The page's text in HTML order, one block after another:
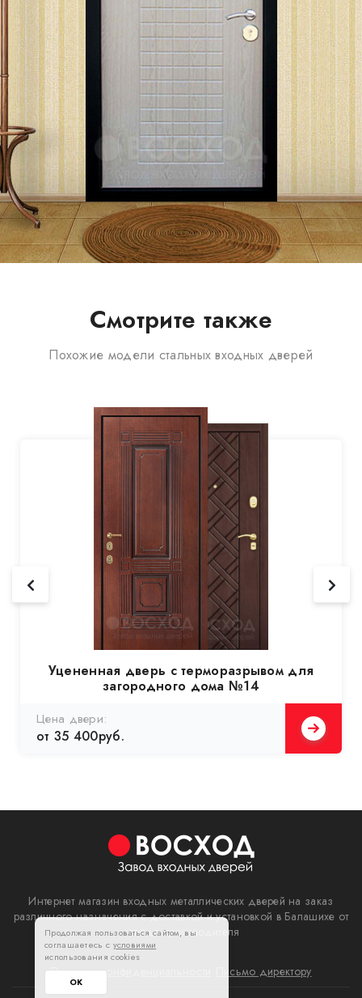
Смотрите также
Похожие модели стальных входных дверей
Уцененная дверь с терморазрывом для
загородного дома №14
Цена двери:
от 35 400руб.
Интернет магазин входных металлических дверей на заказ
различного назначения с доставкой и установкой в Балашихе от
завода производителя
Политика конфиденциальности Письмо директору
Продолжая пользоваться сайтом, вы
соглашаетесь с условиями
использования cookies
ОК